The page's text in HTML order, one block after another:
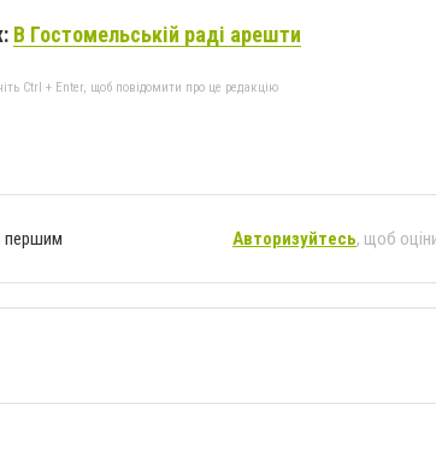
В Гостомельській раді арешти
Ctrl + Enter, щоб повідомити про це редакцію
першим Авторизуйтесь, щоб